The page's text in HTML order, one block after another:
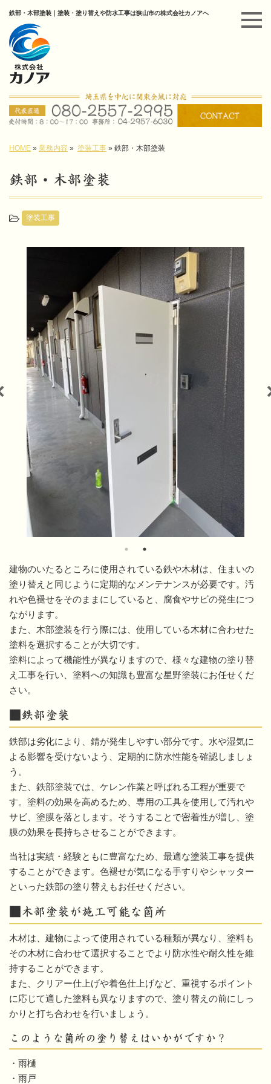
鉄部・木部塗装｜塗装・塗り替えや防水工事は狭山市の株式会社カノアへ
HOME » 業務内容 » 塗装工事 » 鉄部・木部塗装
鉄部・木部塗装
塗装工事
建物のいたるところに使用されている鉄や木材は、住まいの
塗り替えと同じように定期的なメンテナンスが必要です。汚
れや色褪せをそのままにしていると、腐食やサビの発生につ
ながります。
また、木部塗装を行う際には、使用している木材に合わせた
塗料を選択することが大切です。
塗料によって機能性が異なりますので、様々な建物の塗り替
え工事を行い、塗料への知識も豊富な星野塗装にお任せくだ
さい。
■鉄部塗装
鉄部は劣化により、錆が発生しやすい部分です。水や湿気に
よる影響を受けないよう、定期的に防水性能を確認しましょ
う。
また、鉄部塗装では、ケレン作業と呼ばれる工程が重要で
す。塗料の効果を高めるため、専用の工具を使用して汚れや
サビ、塗膜を落とします。そうすることで密着性が増し、塗
膜の効果を長持ちさせることができます。
当社は実績・経験ともに豊富なため、最適な塗装工事を提供
することができます。色褪せが気になる手すりやシャッター
といった鉄部の塗り替えもお任せください。
■木部塗装が施工可能な箇所
木材は、建物によって使用されている種類が異なり、塗料も
その木材に合わせて選択することでより防水性や耐久性を維
持することができます。
また、クリアー仕上げや着色仕上げなど、重視するポイント
に応じて適した塗料も異なりますので、塗り替えの前にしっ
かりと打ち合わせを行いましょう。
このような箇所の塗り替えはいかがですか？
・雨樋
・雨戸